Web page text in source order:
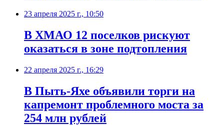
23 апреля 2025 г., 10:50
В ХМАО 12 поселков рискуют
оказаться в зоне подтопления
22 апреля 2025 г., 16:29
В Пыть-Яхе объявили торги на
капремонт проблемного моста за
254 млн рублей